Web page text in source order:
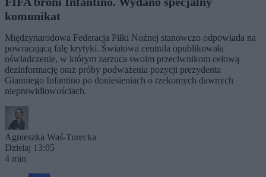
komunikat
Międzynarodowa Federacja Piłki Nożnej stanowczo odpowiada na
powracającą falę krytyki. Światowa centrala opublikowała
oświadczenie, w którym zarzuca swoim przeciwnikom celową
dezinformację oraz próby podważenia pozycji prezydenta
Gianniego Infantino po doniesieniach o rzekomych dawnych
nieprawidłowościach.
Agnieszka Waś-Turecka
Dzisiaj 13:05
4 min